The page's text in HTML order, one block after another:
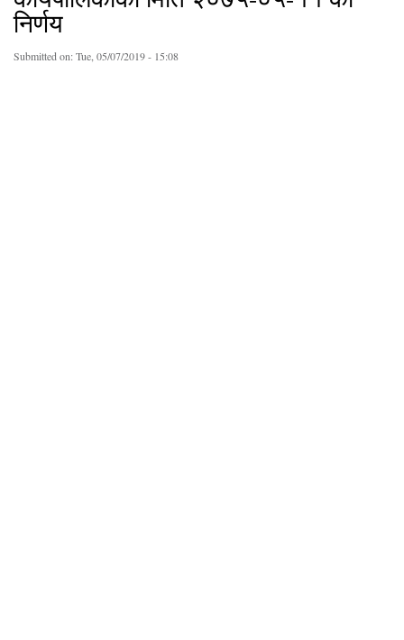
निर्णय
Submitted on:Tue, 05/07/2019 - 15:08